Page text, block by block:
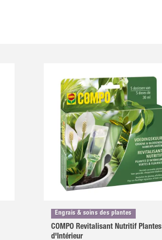
Engrais & soins des plantes
COMPO Revitalisant Nutritif Plantes
d'Intérieur